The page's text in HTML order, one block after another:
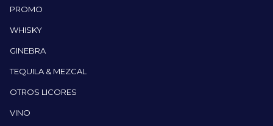
PROMO
WHISKY
GINEBRA
TEQUILA & MEZCAL
OTROS LICORES
VINO